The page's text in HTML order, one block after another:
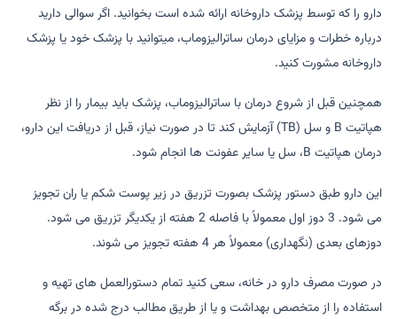
دارو را که توسط پزشک داروخانه ارائه شده است بخوانید. اگر سوالی دارید
درباره خطرات و مزایای درمان ساترالیزوماب، می­توانید با پزشک خود یا پزشک
داروخانه مشورت کنید.
همچنین قبل از شروع درمان با ساترالیزوماب، پزشک باید بیمار را از نظر
هپاتیت B و سل (TB) آزمایش کند تا در صورت نیاز، قبل از دریافت این دارو،
درمان هپاتیت B، سل یا سایر عفونت ها انجام شود.
این دارو طبق دستور پزشک بصورت تزریق در زیر پوست شکم یا ران تجویز
می شود. 3 دوز اول معمولاً با فاصله 2 هفته از یکدیگر تزریق می شود.
دوزهای بعدی (نگهداری) معمولاً هر 4 هفته تجویز می شوند.
در صورت مصرف دارو در خانه، سعی کنید تمام دستورالعمل های تهیه و
استفاده را از متخصص بهداشت و یا از طریق مطالب درج شده در برگه